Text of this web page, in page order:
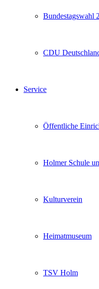
Bundestagswahl
CDU
Service
Öffentliche
Holmer Schule
Kulturverein
Heimatmuseum
TSV Holm